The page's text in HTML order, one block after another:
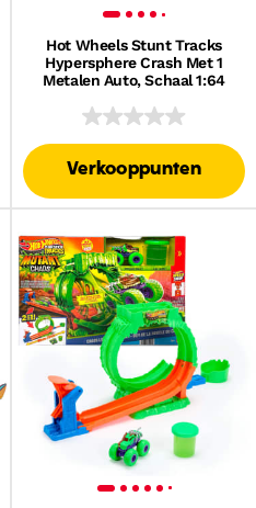
Hot Wheels Stunt Tracks
Hypersphere Crash Met 1
Metalen Auto, Schaal 1:64
Verkooppunten